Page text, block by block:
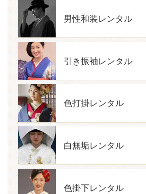
男性和装レンタル
引き振袖レンタル
色打掛レンタル
白無垢レンタル
色掛下レンタル